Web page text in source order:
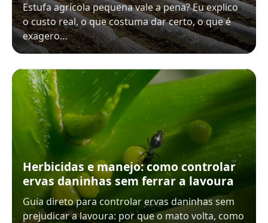
Estufa agrícola pequena vale a pena? Eu explico
o custo real, o que costuma dar certo, o que é
exagero…
Herbicidas e manejo: como controlar
ervas daninhas sem ferrar a lavoura
Guia direto para controlar ervas daninhas sem
prejudicar a lavoura: por que o mato volta, como